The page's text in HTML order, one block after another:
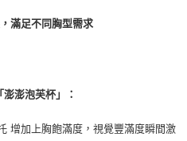
滿足不同胸型需求
澎泡芙杯」：
增加上胸飽滿度，視覺豐滿度瞬間激